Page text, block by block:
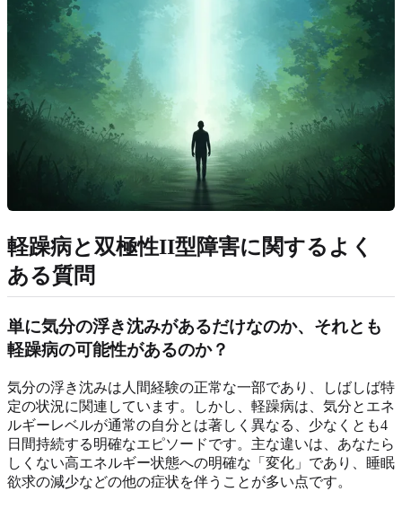
軽躁病と双極性II型障害に関するよく
ある質問
単に気分の浮き沈みがあるだけなのか、それとも
軽躁病の可能性があるのか？
気分の浮き沈みは人間経験の正常な一部であり、しばしば特
定の状況に関連しています。しかし、軽躁病は、気分とエネ
ルギーレベルが通常の自分とは著しく異なる、少なくとも4
日間持続する明確なエピソードです。主な違いは、あなたら
しくない高エネルギー状態への明確な「変化」であり、睡眠
欲求の減少などの他の症状を伴うことが多い点です。